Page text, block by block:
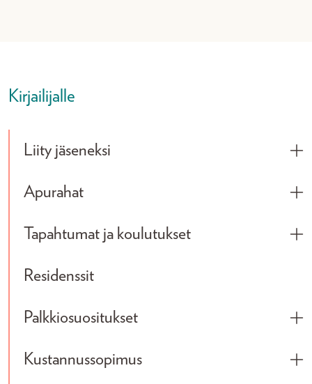
Kirjailijalle
Liity jäseneksi
Apurahat
Tapahtumat ja koulutukset
Residenssit
Palkkiosuositukset
Kustannussopimus